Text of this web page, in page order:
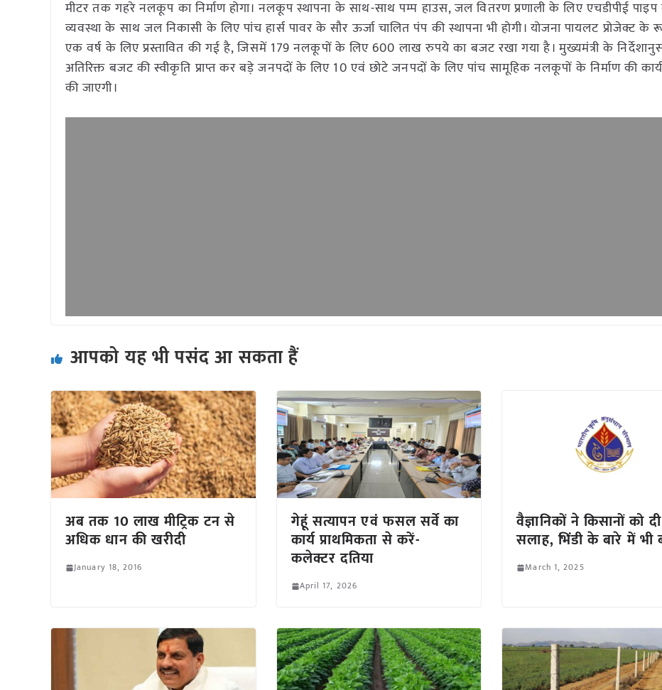
मीटर तक गहरे नलकूप का निर्माण होगा। नलकूप स्थापना के साथ-साथ पम्प हाउस, जल वितरण प्रणाली के लिए एचडीपीई पाइप
व्यवस्था के साथ जल निकासी के लिए पांच हार्स पावर के सौर ऊर्जा चालित पंप की स्थापना भी होगी। योजना पायलट प्रोजेक्ट के
एक वर्ष के लिए प्रस्तावित की गई है, जिसमें 179 नलकूपों के लिए 600 लाख रुपये का बजट रखा गया है। मुख्यमंत्री के
अतिरिक्त बजट की स्वीकृति प्राप्त कर बड़े जनपदों के लिए 10 एवं छोटे जनपदों के लिए पांच सामूहिक नलकूपों के निर्माण की
की जाएगी।
आपको यह भी पसंद आ सकता हैं
अब तक 10 लाख मीट्रिक टन से
अधिक धान की खरीदी
January 18, 2016
गेहूं सत्यापन एवं फसल सर्वे का
कार्य प्राथमिकता से करें-
कलेक्टर दतिया
April 17, 2026
वैज्ञानिकों ने किसानों को दी
सलाह, भिंडी के बारे में भी
March 1, 2025